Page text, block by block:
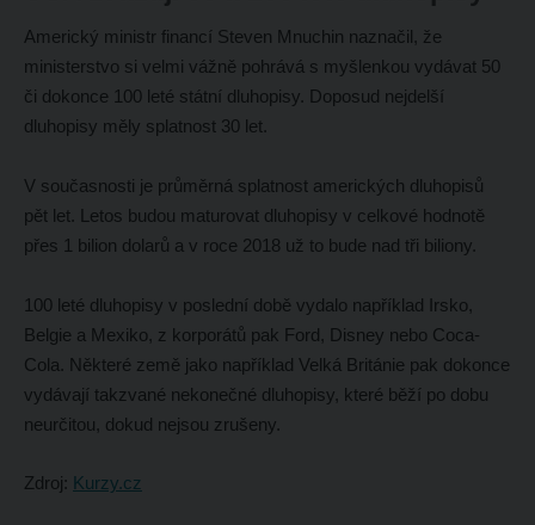
Americký ministr financí Steven Mnuchin naznačil, že
ministerstvo si velmi vážně pohrává s myšlenkou vydávat 50
či dokonce 100 leté státní dluhopisy. Doposud nejdelší
dluhopisy měly splatnost 30 let.
V současnosti je průměrná splatnost amerických dluhopisů
pět let. Letos budou maturovat dluhopisy v celkové hodnotě
přes 1 bilion dolarů a v roce 2018 už to bude nad tři biliony.
100 leté dluhopisy v poslední době vydalo například Irsko,
Belgie a Mexiko, z korporátů pak Ford, Disney nebo Coca-
Cola. Některé země jako například Velká Británie pak dokonce
vydávají takzvané nekonečné dluhopisy, které běží po dobu
neurčitou, dokud nejsou zrušeny.
Zdroj: Kurzy.cz